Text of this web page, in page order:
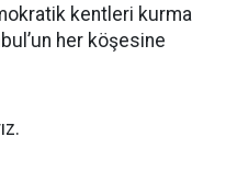
kentleri kurma
her köşesine